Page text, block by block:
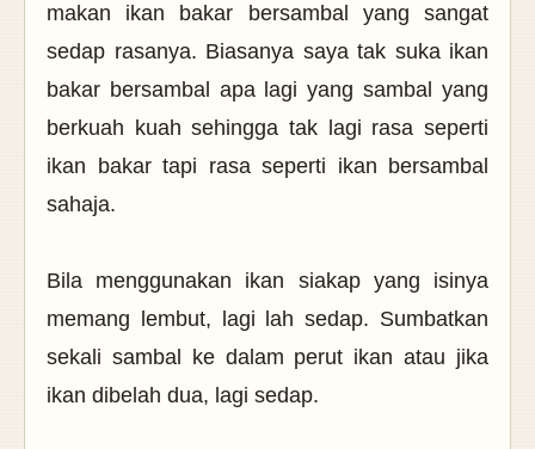
makan ikan bakar bersambal yang sangat
sedap rasanya. Biasanya saya tak suka ikan
bakar bersambal apa lagi yang sambal yang
berkuah kuah sehingga tak lagi rasa seperti
ikan bakar tapi rasa seperti ikan bersambal
sahaja.
Bila menggunakan ikan siakap yang isinya
memang lembut, lagi lah sedap. Sumbatkan
sekali sambal ke dalam perut ikan atau jika
ikan dibelah dua, lagi sedap.